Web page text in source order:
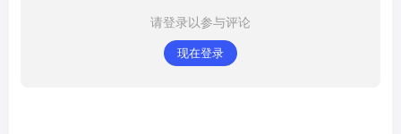
请登录以参与评论
现在登录